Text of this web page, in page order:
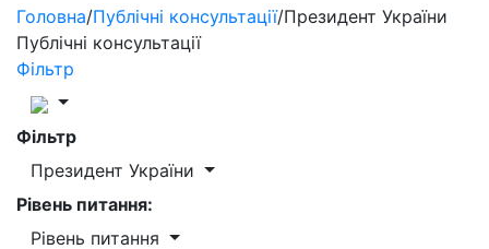
Головна/Публічні консультації/Президент України
Публічні консультації
Фільтр
Фільтр
Президент України
Рівень питання:
Рівень питання